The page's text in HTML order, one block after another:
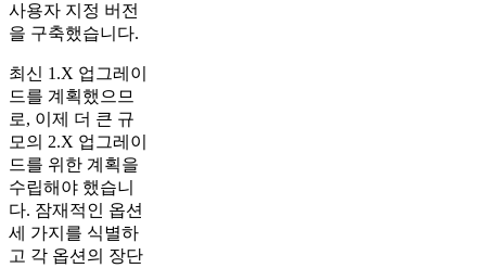
사용자 지정 버전
을 구축했습니다.
최신 1.X 업그레이
드를 계획했으므
로, 이제 더 큰 규
모의 2.X 업그레이
드를 위한 계획을
수립해야 했습니
다. 잠재적인 옵션
세 가지를 식별하
고 각 옵션의 장단